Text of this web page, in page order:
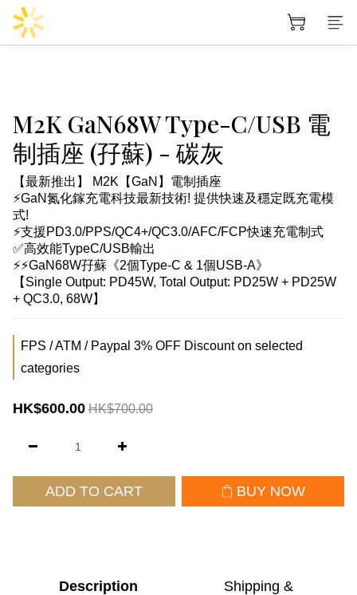
M2K GaN68W Type-C/USB 電
制插座 (孖蘇) - 碳灰
【最新推出】 M2K【GaN】電制插座
⚡GaN氮化鎵充電科技最新技術! 提供快速及穩定既充電模
式!
⚡支援PD3.0/PPS/QC4+/QC3.0/AFC/FCP快速充電制式
✅高效能TypeC/USB輸出
⚡⚡GaN68W孖蘇《2個Type-C & 1個USB-A》
【Single Output: PD45W, Total Output: PD25W + PD25W
+ QC3.0, 68W】
FPS / ATM / Paypal 3% OFF Discount on selected
categories
HK$600.00 HK$700.00
ADD TO CART BUY NOW
Description
Shipping &